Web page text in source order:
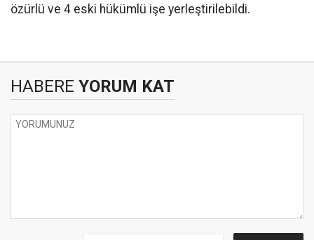
özürlü ve 4 eski hükümlü işe yerleştirilebildi.
HABERE YORUM KAT